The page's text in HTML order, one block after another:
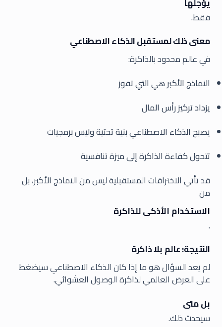
فقط.
معنى ذلك لمستقبل الذكاء الاصطناعي
في عالم محدود بالذاكرة:
النماذج الأكبر هي التي تفوز
يزداد تركيز رأس المال
يصبح الذكاء الاصطناعي بنية تحتية وليس برمجيات
تتحول كفاءة الذاكرة إلى ميزة تنافسية
قد تأتي الاختراقات المستقبلية ليس من النماذج الأكبر، بل
من
الاستخدام الأذكى للذاكرة
.
النتيجة: عالم بلا ذاكرة
لم يعد السؤال هو ما إذا كان الذكاء الاصطناعي سيضغط
على العرض العالمي لذاكرة الوصول العشوائي.
بل متى
سيحدث ذلك.